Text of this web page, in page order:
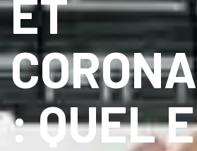
ET
: QUEL